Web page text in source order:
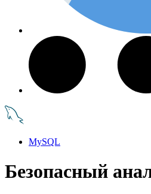
MySQL
Безопасный